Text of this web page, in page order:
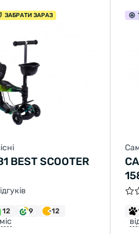
ЗАБРАТИ ЗАРАЗ
BEST SCOOTER
12 9 12